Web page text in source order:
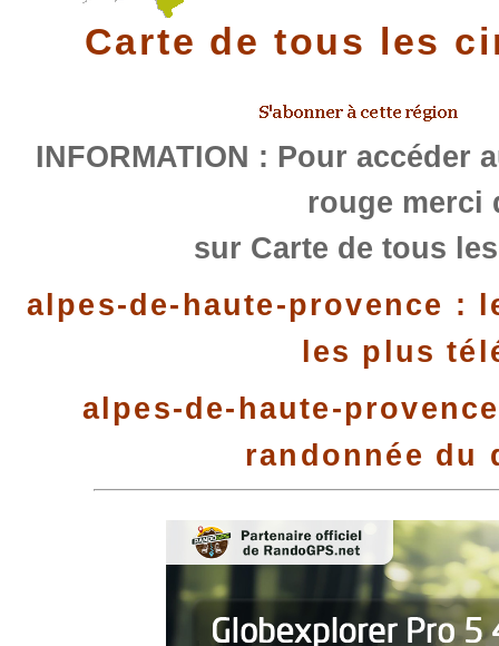
Carte de tous les
INFORMATION : Pour
rouge merci
sur Carte de tous
alpes-de-haute-provence :
les plus
alpes-de-haute-
randonnée du